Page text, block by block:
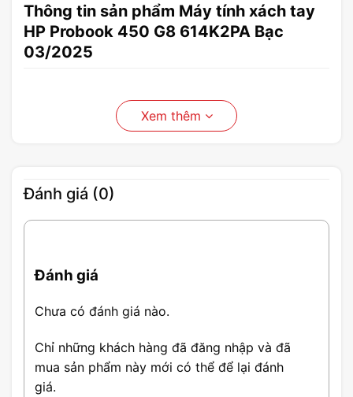
Thông tin sản phẩm Máy tính xách tay
HP Probook 450 G8 614K2PA Bạc
03/2025
Xem thêm
Đánh giá (0)
Đánh giá
Chưa có đánh giá nào.
Chỉ những khách hàng đã đăng nhập và đã
mua sản phẩm này mới có thể để lại đánh
giá.